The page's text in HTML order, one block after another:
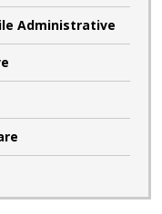
Administrative